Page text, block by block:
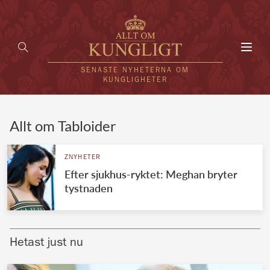
SENASTE NYHETERNA OM
KUNGLIGHETER
UTLÄNDSKT
VÄRLDENS KUNGAHUS
Brittiska kungahuset
Allt om Tabloider
ZNYHETER
Efter sjukhus-ryktet: Meghan bryter
tystnaden
Hetast just nu